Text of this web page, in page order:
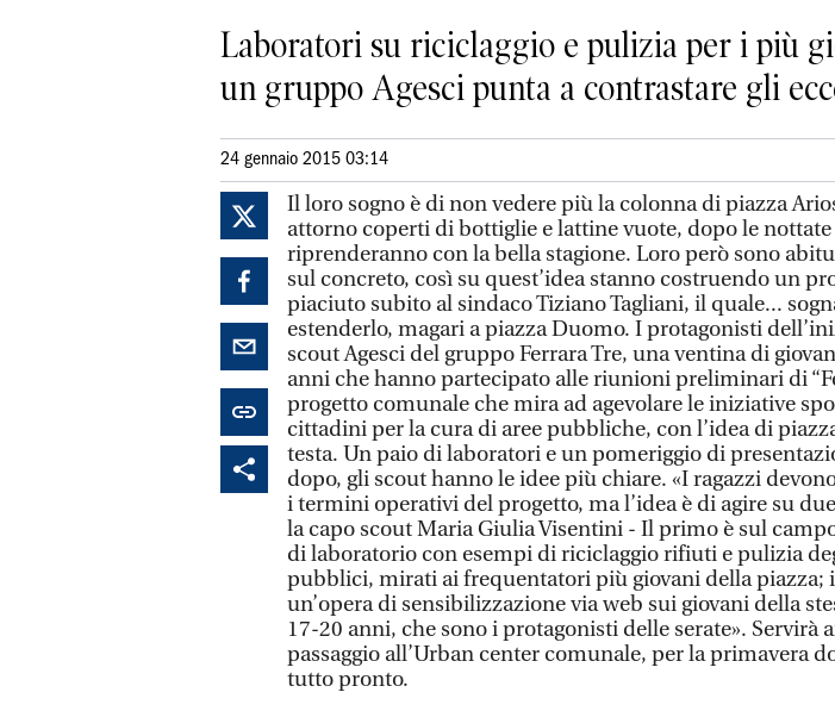
Laboratori su riciclaggio e pulizia per i più
un gruppo Agesci punta a contrastare gli
24 gennaio 2015 03:14
Il loro sogno è di non vedere più la colonna di piazza
attorno coperti di bottiglie e lattine vuote, dopo le
riprenderanno con la bella stagione. Loro però sono
sul concreto, così su quest’idea stanno costruendo un
piaciuto subito al sindaco Tiziano Tagliani, il quale...
estenderlo, magari a piazza Duomo. I protagonisti
scout Agesci del gruppo Ferrara Tre, una ventina di
anni che hanno partecipato alle riunioni preliminari di
progetto comunale che mira ad agevolare le iniziative
cittadini per la cura di aree pubbliche, con l’idea di
testa. Un paio di laboratori e un pomeriggio di
dopo, gli scout hanno le idee più chiare. «I ragazzi
i termini operativi del progetto, ma l’idea è di agire su
la capo scout Maria Giulia Visentini - Il primo è sul
di laboratorio con esempi di riciclaggio rifiuti e pulizia
pubblici, mirati ai frequentatori più giovani della piazza;
un’opera di sensibilizzazione via web sui giovani della
17-20 anni, che sono i protagonisti delle serate». Servirà
passaggio all’Urban center comunale, per la primavera
tutto pronto.